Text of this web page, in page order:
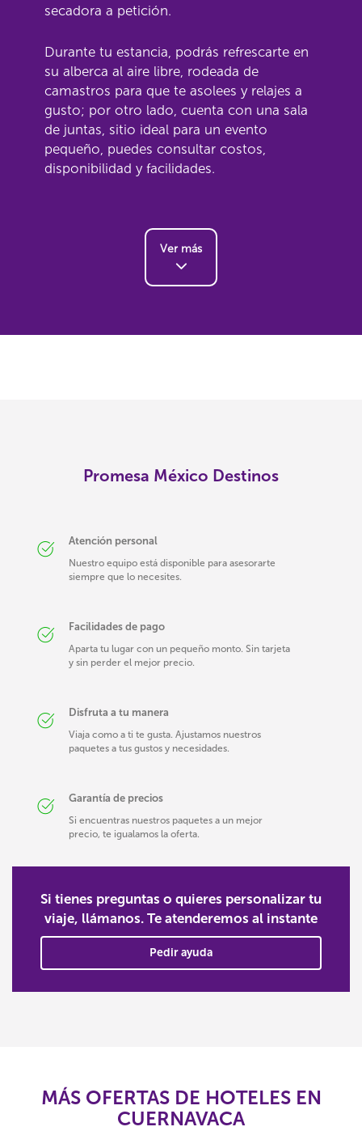
secadora a petición.
Durante tu estancia, podrás refrescarte en
su alberca al aire libre, rodeada de
camastros para que te asolees y relajes a
gusto; por otro lado, cuenta con una sala
de juntas, sitio ideal para un evento
pequeño, puedes consultar costos,
disponibilidad y facilidades.
Ver más
Promesa México Destinos
Atención personal
Nuestro equipo está disponible para asesorarte
siempre que lo necesites.
Facilidades de pago
Aparta tu lugar con un pequeño monto. Sin tarjeta
y sin perder el mejor precio.
Disfruta a tu manera
Viaja como a ti te gusta. Ajustamos nuestros
paquetes a tus gustos y necesidades.
Garantía de precios
Si encuentras nuestros paquetes a un mejor
precio, te igualamos la oferta.
Si tienes preguntas o quieres personalizar tu
viaje, llámanos. Te atenderemos al instante
Pedir ayuda
MÁS OFERTAS DE HOTELES EN
CUERNAVACA